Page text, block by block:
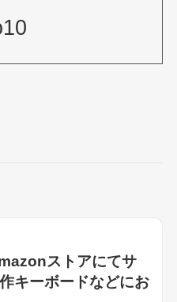
ストアにてサ
キーボードなどにお